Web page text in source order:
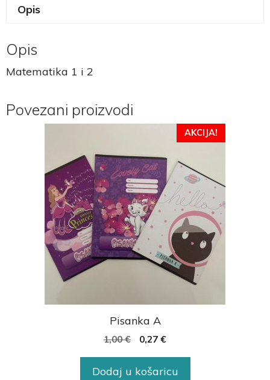
Opis
Opis
Matematika 1 i 2
Povezani proizvodi
AKCIJA!
Pisanka A
1,00€ 0,27 €
Dodaj u košaricu